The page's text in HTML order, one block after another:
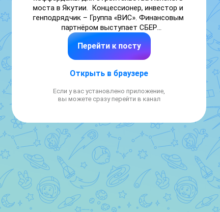
моста в Якутии.  Концессионер, инвестор и
генподрядчик – Группа «ВИС». Финансовым
партнёром выступает СБЕР
Читать далее
👉 https://smartlab.news/i/192605
#SBER
Перейти к посту
Открыть в браузере
Если у вас установлено приложение,
вы можете сразу перейти в канал